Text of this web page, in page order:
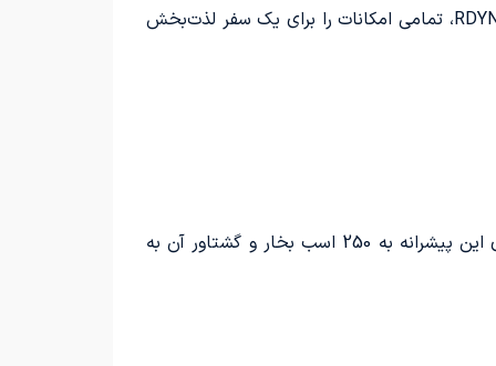
روکش چرم مرغوب صندلی‌ها و داشبورد، همراه با ۵ درگاه فست شارژ TYPE-C و خروجی ۱۲ ولت و کیت اسپرت RDYNAMIC، تمامی امکانات را برای یک سفر لذت‌بخش
موتور لندرور دیسکاوری اسپرت از نوع 2 لیتری توربوشارژ بوده و به سیستم هیبریدی خفیف مجهز است. قدرت تولیدی این پیشرانه به 250 اسب بخار و گشتاور آن به